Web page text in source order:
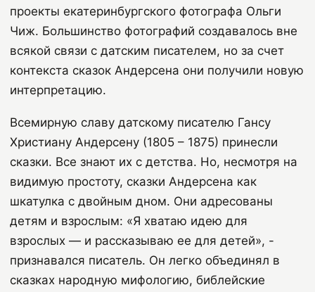
проекты екатеринбургского фотографа Ольги
Чиж. Большинство фотографий создавалось вне
всякой связи с датским писателем, но за счет
контекста сказок Андерсена они получили новую
интерпретацию.
Всемирную славу датскому писателю Гансу
Христиану Андерсену (1805 – 1875) принесли
сказки. Все знают их с детства. Но, несмотря на
видимую простоту, сказки Андерсена как
шкатулка с двойным дном. Они адресованы
детям и взрослым: «Я хватаю идею для
взрослых — и рассказываю ее для детей», -
признавался писатель. Он легко объединял в
сказках народную мифологию, библейские